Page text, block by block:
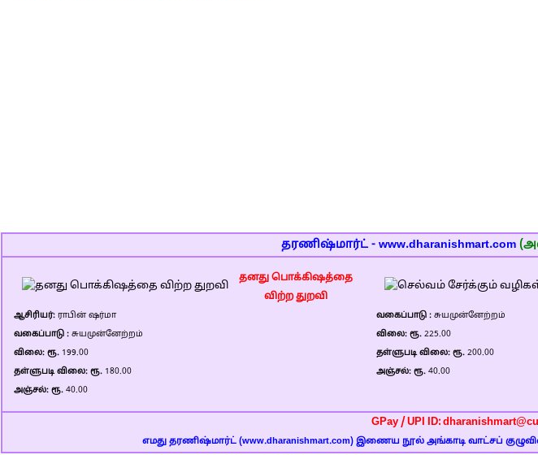
தரணிஷ்மார்ட் - www.dharanishmart.com
தனது பொக்கிஷத்தை
விற்ற துறவி
ஆசிரியர்: ராபின் ஷர்மா
வகைப்பாடு : சுயமுன்னேற்றம்
விலை: ரூ. 199.00
தள்ளுபடி விலை: ரூ. 180.00
அஞ்சல்: ரூ. 40.00
வகைப்பாடு :சுயமுன்னேற்றம்
விலை: ரூ. 225.00
தள்ளுபடி விலை: ரூ. 200.00
அஞ்சல்: ரூ. 40.00
GPay / UPI ID:
எமது தரணிஷ்மார்ட் (www.dharanishmart.com) இணைய நூல் அங்காடி வாட்சப்